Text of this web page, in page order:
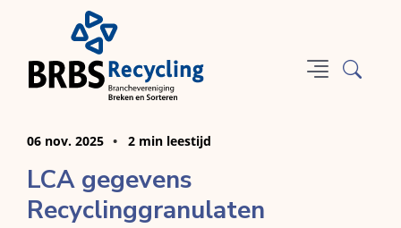
06 nov. 2025 2 min leestijd
LCA gegevens
Recyclinggranulaten